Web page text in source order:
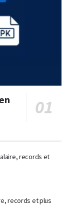
records et
records et plus